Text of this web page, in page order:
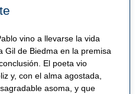
vino a llevarse la vida
Gil de Biedma en la premisa
El poeta vio
y, con el alma agostada,
asoma, y que